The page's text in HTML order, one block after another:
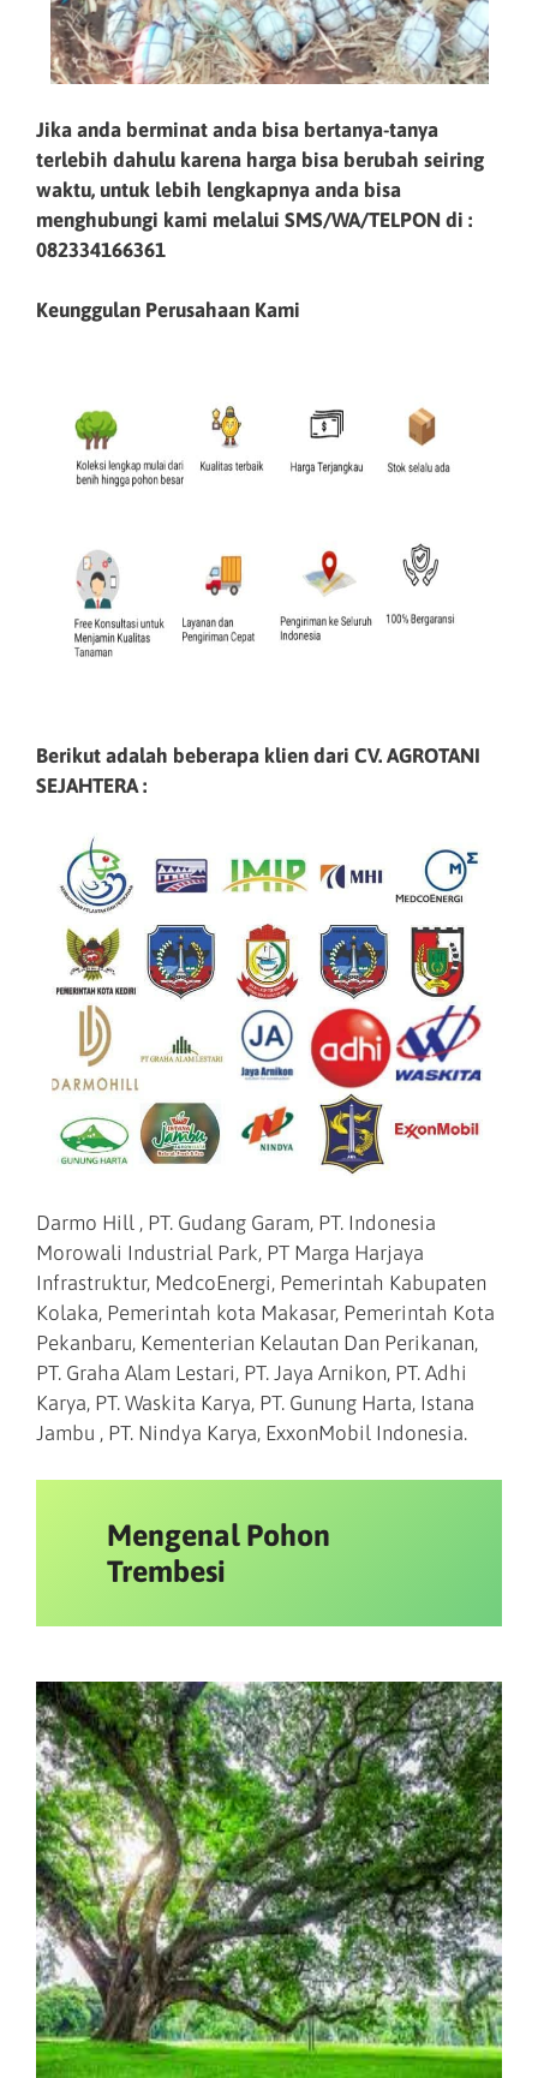
Jika anda berminat anda bisa bertanya-tanya
terlebih dahulu karena harga bisa berubah seiring
waktu, untuk lebih lengkapnya anda bisa
menghubungi kami melalui SMS/WA/TELPON di :
082334166361
Keunggulan Perusahaan Kami
Berikut adalah beberapa klien dari CV. AGROTANI
SEJAHTERA :
Darmo Hill , PT. Gudang Garam, PT. Indonesia
Morowali Industrial Park, PT Marga Harjaya
Infrastruktur, MedcoEnergi, Pemerintah Kabupaten
Kolaka, Pemerintah kota Makasar, Pemerintah Kota
Pekanbaru, Kementerian Kelautan Dan Perikanan,
PT. Graha Alam Lestari, PT. Jaya Arnikon, PT. Adhi
Karya, PT. Waskita Karya, PT. Gunung Harta, Istana
Jambu , PT. Nindya Karya, ExxonMobil Indonesia.
Mengenal Pohon
Trembesi